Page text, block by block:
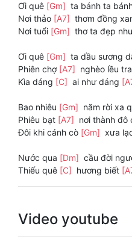
Ơi quê [Gm] ta bánh ta
Nơi thảo [A7] thơm đồng
Nơi tuổi [Gm] thơ ta đẹp
Ơi quê [Gm] ta dầu sương
Phiên chợ [A7] nghèo lều
Kìa dáng [C] ai như dáng
Bao nhiêu [Gm] năm rời xa
Phiêu bạt [A7] nơi thành đô
Đôi khi cánh cò [Gm] xưa
Nước qua [Dm] cầu đời
Thiếu quê [C] hương biết
Video youtube